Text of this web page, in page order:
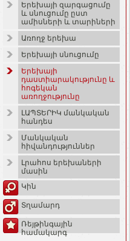
Երեխայի զարգացումը
և սնուցումը ըստ
ամիսների և տարիների
Առողջ երեխա
Երեխայի սնուցումը
Երեխայի
դաստիարակությունը և
հոգեկան
առողջությունը
ԼԱՊՏԵՐԻԿ մանկական
հանդես
Մանկական
հիվանդություններ
Լրահոս երեխաների
մասին
Կին
Տղամարդ
Ռեյթինգային
համակարգ